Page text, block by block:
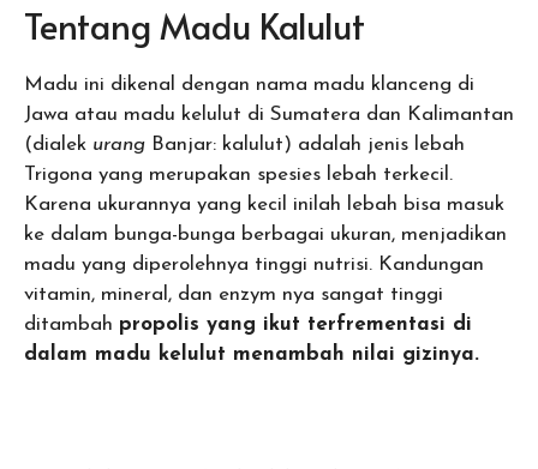
Tentang Madu Kalulut
Madu ini dikenal dengan nama madu klanceng di
Jawa atau madu kelulut di Sumatera dan Kalimantan
(dialek urang Banjar: kalulut) adalah jenis lebah
Trigona yang merupakan spesies lebah terkecil.
Karena ukurannya yang kecil inilah lebah bisa masuk
ke dalam bunga-bunga berbagai ukuran, menjadikan
madu yang diperolehnya tinggi nutrisi. Kandungan
vitamin, mineral, dan enzym nya sangat tinggi
ditambah propolis yang ikut terfrementasi di
dalam madu kelulut menambah nilai gizinya.